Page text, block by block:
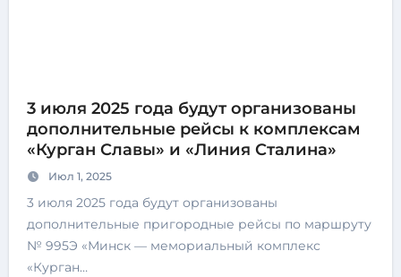
3 июля 2025 года будут организованы
дополнительные рейсы к комплексам
«Курган Славы» и «Линия Сталина»
Июл 1, 2025
3 июля 2025 года будут организованы
дополнительные пригородные рейсы по маршруту
№ 995Э «Минск — мемориальный комплекс
«Курган…